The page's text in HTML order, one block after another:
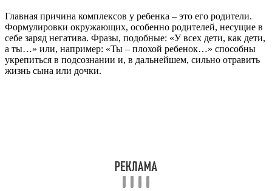
Главная причина комплексов у ребенка – это его родители.
Формулировки окружающих, особенно родителей, несущие в
себе заряд негатива. Фразы, подобные: «У всех дети, как дети,
а ты…» или, например: «Ты – плохой ребенок…» способны
укрепиться в подсознании и, в дальнейшем, сильно отравить
жизнь сына или дочки.